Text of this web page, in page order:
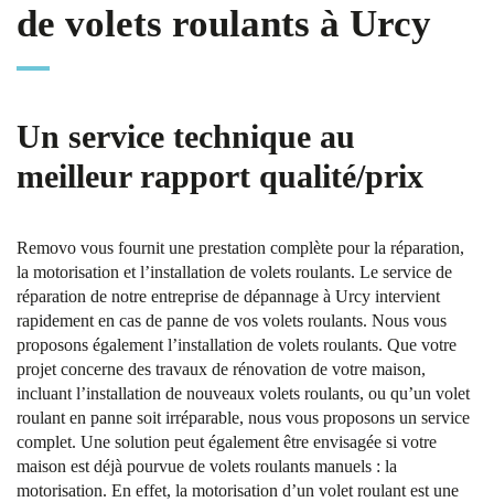
de volets roulants à Urcy
Un service technique au
meilleur rapport qualité/prix
Removo vous fournit une prestation complète pour la réparation,
la motorisation et l’installation de volets roulants. Le service de
réparation de notre entreprise de dépannage à Urcy intervient
rapidement en cas de panne de vos volets roulants. Nous vous
proposons également l’installation de volets roulants. Que votre
projet concerne des travaux de rénovation de votre maison,
incluant l’installation de nouveaux volets roulants, ou qu’un volet
roulant en panne soit irréparable, nous vous proposons un service
complet. Une solution peut également être envisagée si votre
maison est déjà pourvue de volets roulants manuels : la
motorisation. En effet, la motorisation d’un volet roulant est une